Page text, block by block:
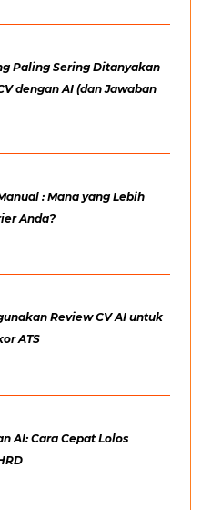
Paling Sering Ditanyakan
dengan AI (dan Jawaban
: Mana yang Lebih
Anda?
Review CV AI untuk
ATS
AI: Cara Cepat Lolos